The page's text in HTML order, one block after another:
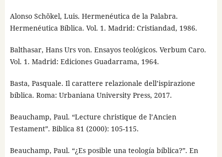
Alonso Schökel, Luis. Hermenéutica de la Palabra.
Hermenéutica Bíblica. Vol. 1. Madrid: Cristiandad, 1986.
Balthasar, Hans Urs von. Ensayos teológicos. Verbum Caro.
Vol. 1. Madrid: Ediciones Guadarrama, 1964.
Basta, Pasquale. Il carattere relazionale dell’ispirazione
bíblica. Roma: Urbaniana University Press, 2017.
Beauchamp, Paul. “Lecture christique de l’Ancien
Testament”. Biblica 81 (2000): 105-115.
Beauchamp, Paul. “¿Es posible una teología bíblica?”. En